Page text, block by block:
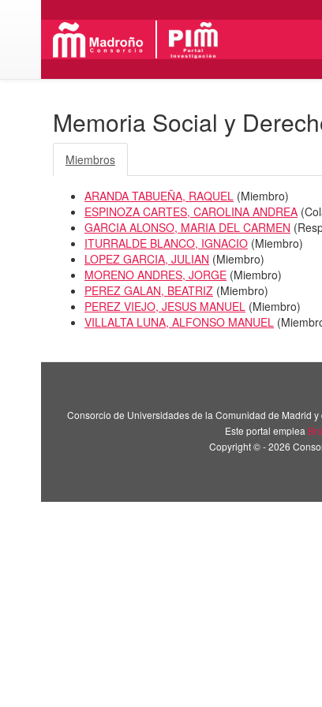
Memoria Social y
Miembros
ARANDA TABUEÑA, RAQUEL (Miembro)
ESPINOZA CARTES, CAROLINA ANDREA (
GARCIA ALONSO, MARIA DEL CARMEN (
ITURRALDE BLANCO, IGNACIO (Miembro)
LOPEZ GARCIA, JULIAN (Miembro)
MORENO ANDRES, JORGE (Miembro)
PEREZ GALAN, BEATRIZ (Miembro)
PEREZ VIEJO, JESUS MANUEL (Miembro)
VILLALTA LUNA, ALFONSO MANUEL (
Consorcio de Universidades de la Comunidad de Madrid
Este portal emplea
Copyright © - 2026